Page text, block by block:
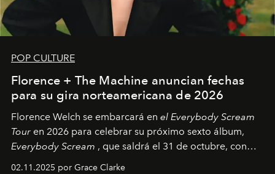
POP CULTURE
Florence + The Machine anuncian fechas
para su gira norteamericana de 2026
Florence Welch se embarcará en el Everybody Scream
Tour en 2026 para celebrar su próximo sexto álbum,
Everybody Scream , que saldrá el 31 de octubre, con
fechas en Norteamérica a partir de abril del próximo
02.11.2025 por Grace Clarke